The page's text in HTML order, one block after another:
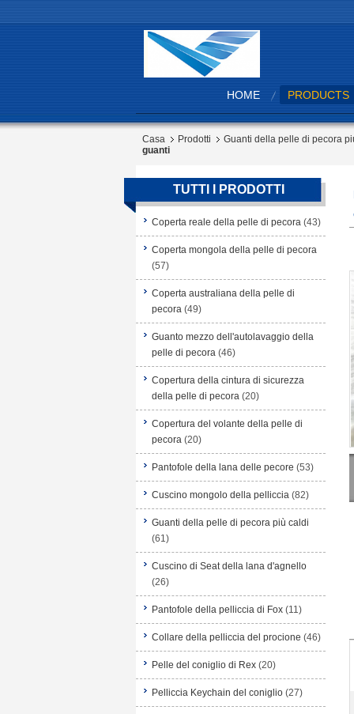
HOME PRODUCTS
Casa Prodotti
Guanti della pelle di pecora
guanti
TUTTI I PRODOTTI
Coperta reale della pelle di pecora (43)
Coperta mongola della pelle di pecora
(57)
Coperta australiana della pelle di
pecora (49)
Guanto mezzo dell'autolavaggio della
pelle di pecora (46)
Copertura della cintura di sicurezza
della pelle di pecora (20)
Copertura del volante della pelle di
pecora (20)
Pantofole della lana delle pecore (53)
Cuscino mongolo della pelliccia (82)
Guanti della pelle di pecora più caldi
(61)
Cuscino di Seat della lana d'agnello
(26)
Pantofole della pelliccia di Fox (11)
Collare della pelliccia del procione (46)
Pelle del coniglio di Rex (20)
Pelliccia Keychain del coniglio (27)